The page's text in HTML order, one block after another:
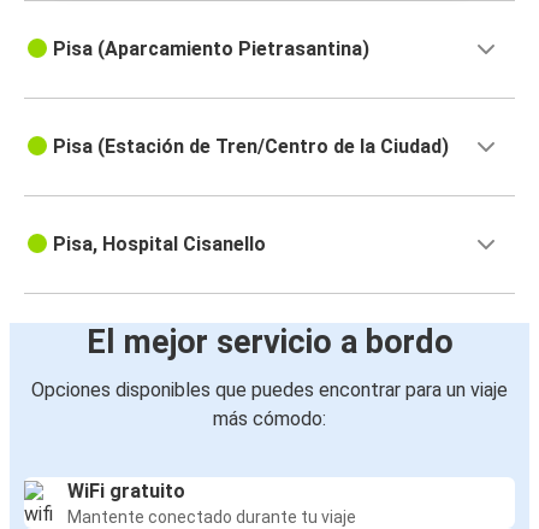
Pisa (Aparcamiento Pietrasantina)
Pisa (Estación de Tren/Centro de la Ciudad)
Pisa, Hospital Cisanello
El mejor servicio a bordo
Opciones disponibles que puedes encontrar para un viaje
más cómodo:
WiFi gratuito
Mantente conectado durante tu viaje